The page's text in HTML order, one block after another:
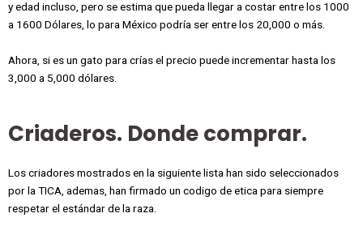
y edad incluso, pero se estima que pueda llegar a costar entre los 1000
a 1600 Dólares, lo para México podría ser entre los 20,000 o más.
Ahora, si es un gato para crías el precio puede incrementar hasta los
3,000 a 5,000 dólares.
Criaderos. Donde comprar.
Los criadores mostrados en la siguiente lista han sido seleccionados
por la TICA, ademas, han firmado un codigo de etica para siempre
respetar el estándar de la raza.